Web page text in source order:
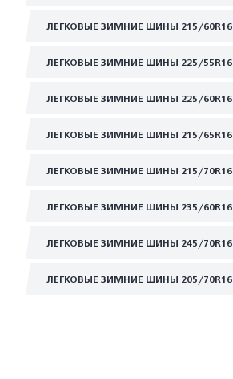
ЛЕГКОВЫЕ ЗИМНИЕ ШИНЫ 215/60R16
ЛЕГКОВЫЕ ЗИМНИЕ ШИНЫ 225/55R16
ЛЕГКОВЫЕ ЗИМНИЕ ШИНЫ 225/60R16
ЛЕГКОВЫЕ ЗИМНИЕ ШИНЫ 215/65R16
ЛЕГКОВЫЕ ЗИМНИЕ ШИНЫ 215/70R16
ЛЕГКОВЫЕ ЗИМНИЕ ШИНЫ 235/60R16
ЛЕГКОВЫЕ ЗИМНИЕ ШИНЫ 245/70R16
ЛЕГКОВЫЕ ЗИМНИЕ ШИНЫ 205/70R16